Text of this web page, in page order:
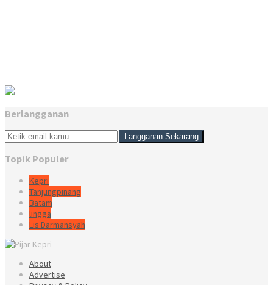
Berlangganan
Topik Populer
Kepri
Tanjungpinang
Batam
lingga
Lis Darmansyah
About
Advertise